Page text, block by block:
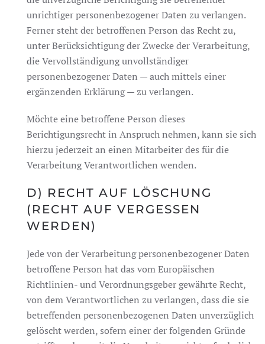
unrichtiger personenbezogener Daten zu verlangen.
Ferner steht der betroffenen Person das Recht zu,
unter Berücksichtigung der Zwecke der Verarbeitung,
die Vervollständigung unvollständiger
personenbezogener Daten — auch mittels einer
ergänzenden Erklärung — zu verlangen.
Möchte eine betroffene Person dieses
Berichtigungsrecht in Anspruch nehmen, kann sie sich
hierzu jederzeit an einen Mitarbeiter des für die
Verarbeitung Verantwortlichen wenden.
D) RECHT AUF LÖSCHUNG
(RECHT AUF VERGESSEN
WERDEN)
Jede von der Verarbeitung personenbezogener Daten
betroffene Person hat das vom Europäischen
Richtlinien- und Verordnungsgeber gewährte Recht,
von dem Verantwortlichen zu verlangen, dass die sie
betreffenden personenbezogenen Daten unverzüglich
gelöscht werden, sofern einer der folgenden Gründe